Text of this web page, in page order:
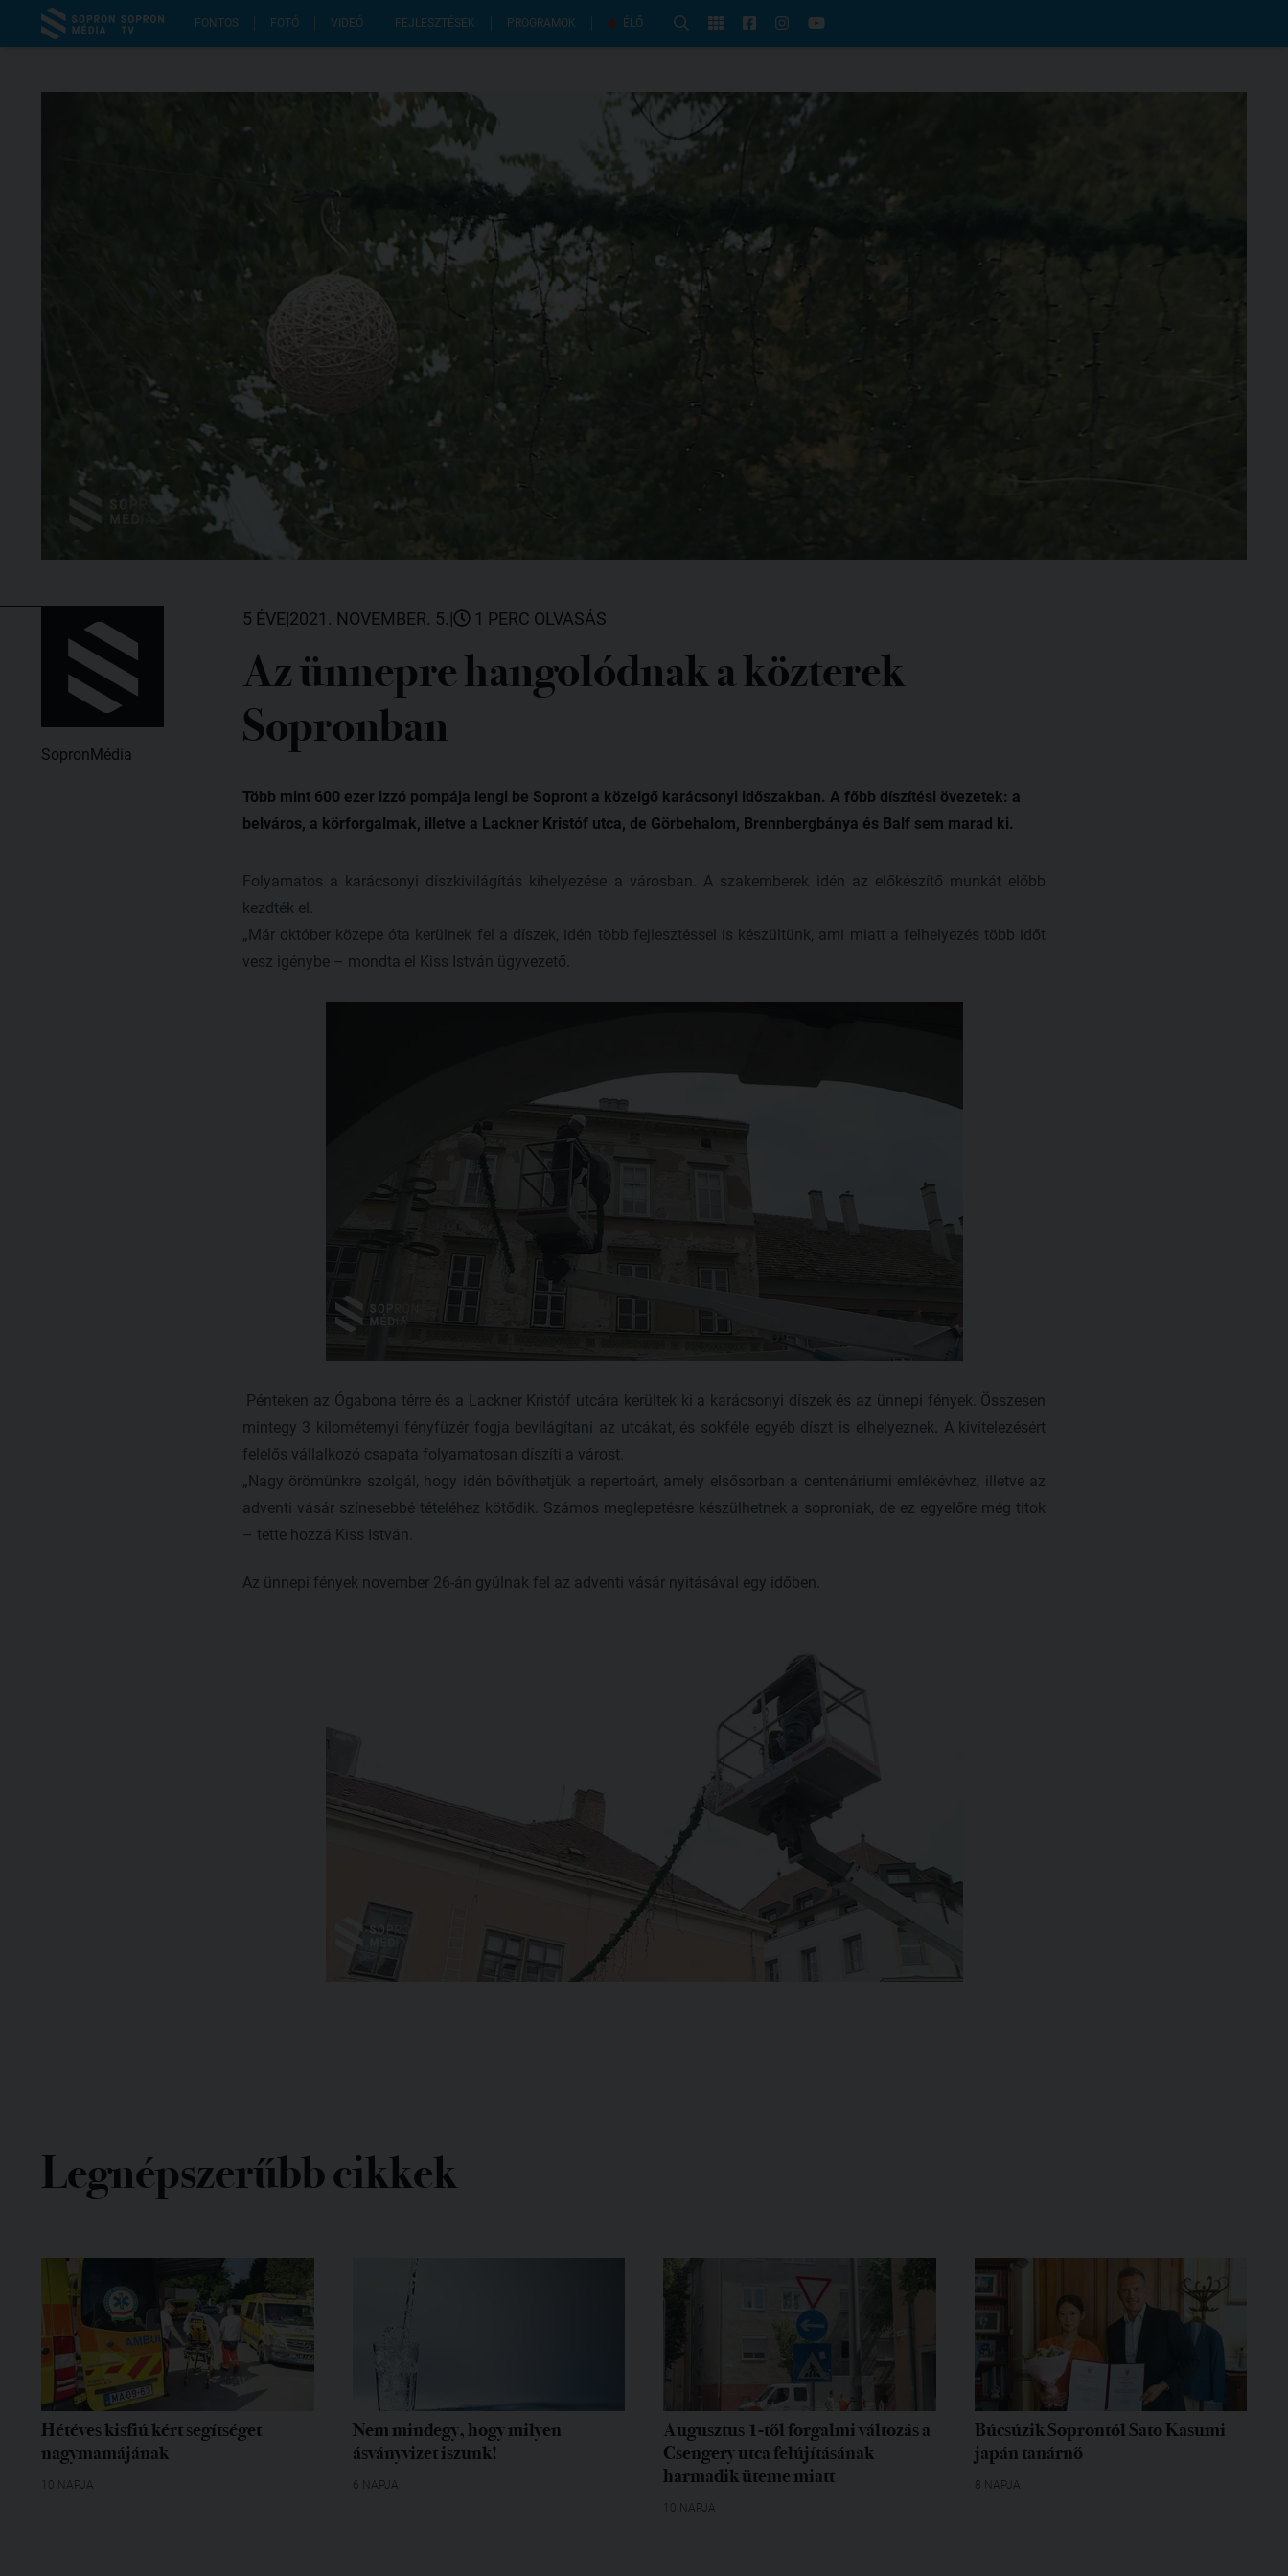
FONTOS FOTÓ VIDEÓ FEJLESZTÉSEK PROGRAMOK ÉLŐ
SopronMédia
5 ÉVE|2021. NOVEMBER. 5.| 1 PERC OLVASÁS
Az ünnepre hangolódnak a közterek
Sopronban
Több mint 600 ezer izzó pompája lengi be Sopront a közelgő karácsonyi időszakban. A főbb díszítési övezetek: a
belváros, a körforgalmak, illetve a Lackner Kristóf utca, de Görbehalom, Brennbergbánya és Balf sem marad ki.
Folyamatos a karácsonyi díszkivilágítás kihelyezése a városban. A szakemberek idén az előkészítő munkát előbb
kezdték el.
„Már október közepe óta kerülnek fel a díszek, idén több fejlesztéssel is készültünk, ami miatt a felhelyezés több időt
vesz igénybe – mondta el Kiss István ügyvezető.
Pénteken az Ógabona térre és a Lackner Kristóf utcára kerültek ki a karácsonyi díszek és az ünnepi fények. Összesen
mintegy 3 kilométernyi fényfüzér fogja bevilágítani az utcákat, és sokféle egyéb díszt is elhelyeznek. A kivitelezésért
felelős vállalkozó csapata folyamatosan díszíti a várost.
„Nagy örömünkre szolgál, hogy idén bővíthetjük a repertoárt, amely elsősorban a centenáriumi emlékévhez, illetve az
adventi vásár színesebbé tételéhez kötődik. Számos meglepetésre készülhetnek a soproniak, de ez egyelőre még titok
– tette hozzá Kiss István.
Az ünnepi fények november 26-án gyúlnak fel az adventi vásár nyitásával egy időben.
Legnépszerűbb cikkek
Hétéves kisfiú kért segítséget
nagymamájának
10 NAPJA
Nem mindegy, hogy milyen
ásványvizet iszunk!
6 NAPJA
Augusztus 1-től forgalmi változás a
Csengery utca felújításának
harmadik üteme miatt
10 NAPJA
Búcsúzik Soprontól Sato Kasumi
japán tanárnő
8 NAPJA